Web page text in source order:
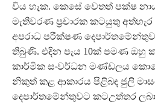
විය හැක. කෙසේ වෙතත් පක්ෂ
මැතිවරණ ප්‍රචාරක කටයුතු අත්හැර
අපරාධ පරීක්ෂණ
තිබුණි. එදින පැය 10ක් පමණ ඔහු
කාර්මික සංවර්ධන මණ්ඩලය
නිකුත් කළ ආකාරය පිළිබඳ ජුලි
දෙපාර්තමේන්තුවට කටඋත්තර